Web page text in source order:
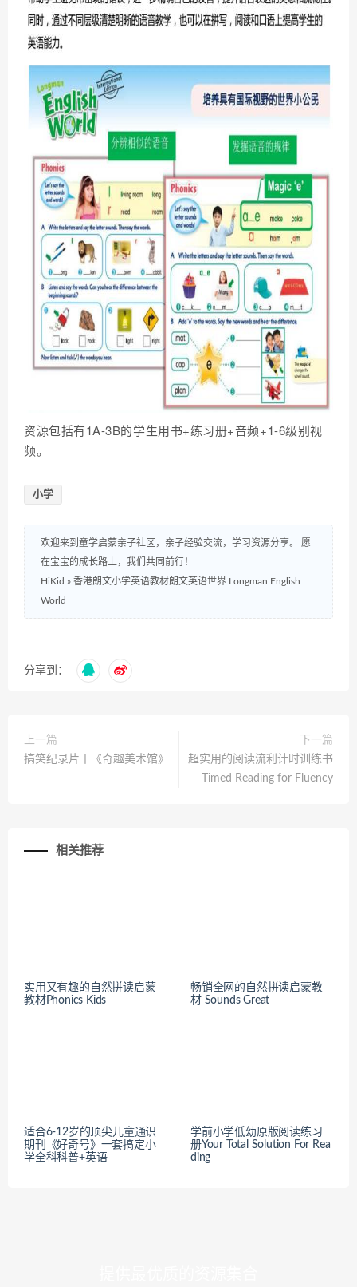
资源包括有1A-3B的学生用书+练习册+音频+1-6级别视
频。
小学
欢迎来到童学启蒙亲子社区，亲子经验交流，学习资源分享。 愿
在宝宝的成长路上，我们共同前行！
HiKid » 香港朗文小学英语教材朗文英语世界 Longman English
World
分享到：
上一篇
搞笑纪录片丨《奇趣美术馆》
下一篇
超实用的阅读流利计时训练书
Timed Reading for Fluency
相关推荐
实用又有趣的自然拼读启蒙
教材Phonics Kids
畅销全网的自然拼读启蒙教
材 Sounds Great
适合6-12岁的顶尖儿童通识
期刊《好奇号》一套搞定小
学全科科普+英语
学前小学低幼原版阅读练习
册Your Total Solution For Rea
ding